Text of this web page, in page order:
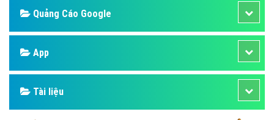
Quảng Cáo Google
App
Tài liệu